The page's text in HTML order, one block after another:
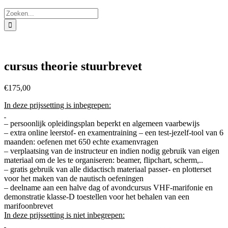
Zoeken
naar:
cursus theorie stuurbrevet
€175,00
In deze prijssetting is inbegrepen:
– persoonlijk opleidingsplan beperkt en algemeen vaarbewijs
– extra online leerstof- en examentraining – een test-jezelf-tool van 6
maanden: oefenen met 650 echte examenvragen
– verplaatsing van de instructeur en indien nodig gebruik van eigen
materiaal om de les te organiseren: beamer, flipchart, scherm,..
– gratis gebruik van alle didactisch materiaal passer- en plotterset
voor het maken van de nautisch oefeningen
– deelname aan een halve dag of avondcursus VHF-marifonie en
demonstratie klasse-D toestellen voor het behalen van een
marifoonbrevet
In deze prijssetting is niet inbegrepen: